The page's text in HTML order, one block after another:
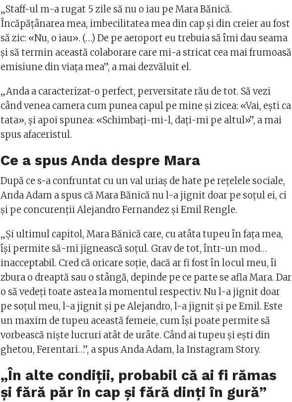
„Staff-ul m-a rugat 5 zile să nu o iau pe Mara Bănică.
Încăpățânarea mea, imbecilitatea mea din cap și din creier au fost
să zic: «Nu, o iau». (…) De pe aeroport eu trebuia să îmi dau seama
și să termin această colaborare care mi-a stricat cea mai frumoasă
emisiune din viața mea”, a mai dezvăluit el.
„Anda a caracterizat-o perfect, perversitate rău de tot. Să vezi
când venea camera cum punea capul pe mine și zicea: «Vai, ești ca
tata», și apoi spunea: «Schimbați-mi-l, dați-mi pe altul»”, a mai
spus afaceristul.
Ce a spus Anda despre Mara
După ce s-a confruntat cu un val uriaș de hate pe rețelele sociale,
Anda Adam a spus că Mara Bănică nu l-a jignit doar pe soțul ei, ci
și pe concurenții Alejandro Fernandez și Emil Rengle.
„Și ultimul capitol, Mara Bănică care, cu atâta tupeu în fața mea,
își permite să-mi jignească soțul. Grav de tot, într-un mod…
inacceptabil. Cred că oricare soție, dacă ar fi fost în locul meu, îi
zbura o dreaptă sau o stângă, depinde pe ce parte se afla Mara. Dar
o să vedeți toate astea la momentul respectiv. Nu l-a jignit doar
pe soțul meu, l-a jignit și pe Alejandro, l-a jignit și pe Emil. Este
un maxim de tupeu această femeie, cum își poate permite să
vorbească niște lucruri atât de urâte. Când ai tupeu și ești din
ghetou, Ferentari…”, a spus Anda Adam, la Instagram Story.
„În alte condiții, probabil că ai fi rămas
și fără păr în cap și fără dinți în gură”